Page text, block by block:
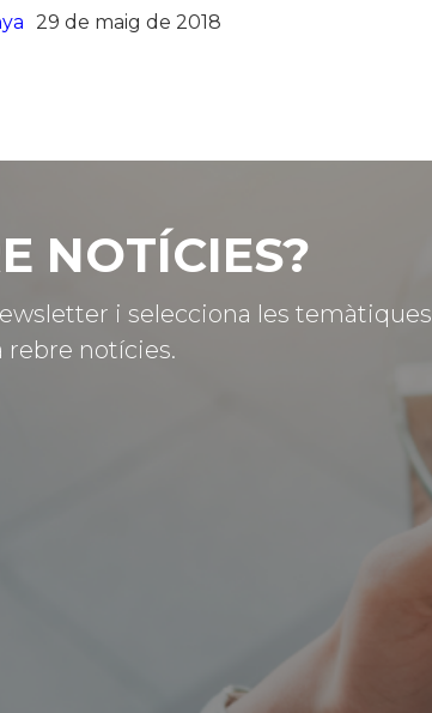
29 de maig de 2018
NOTÍCIES?
i selecciona les temàtiques
rebre notícies.